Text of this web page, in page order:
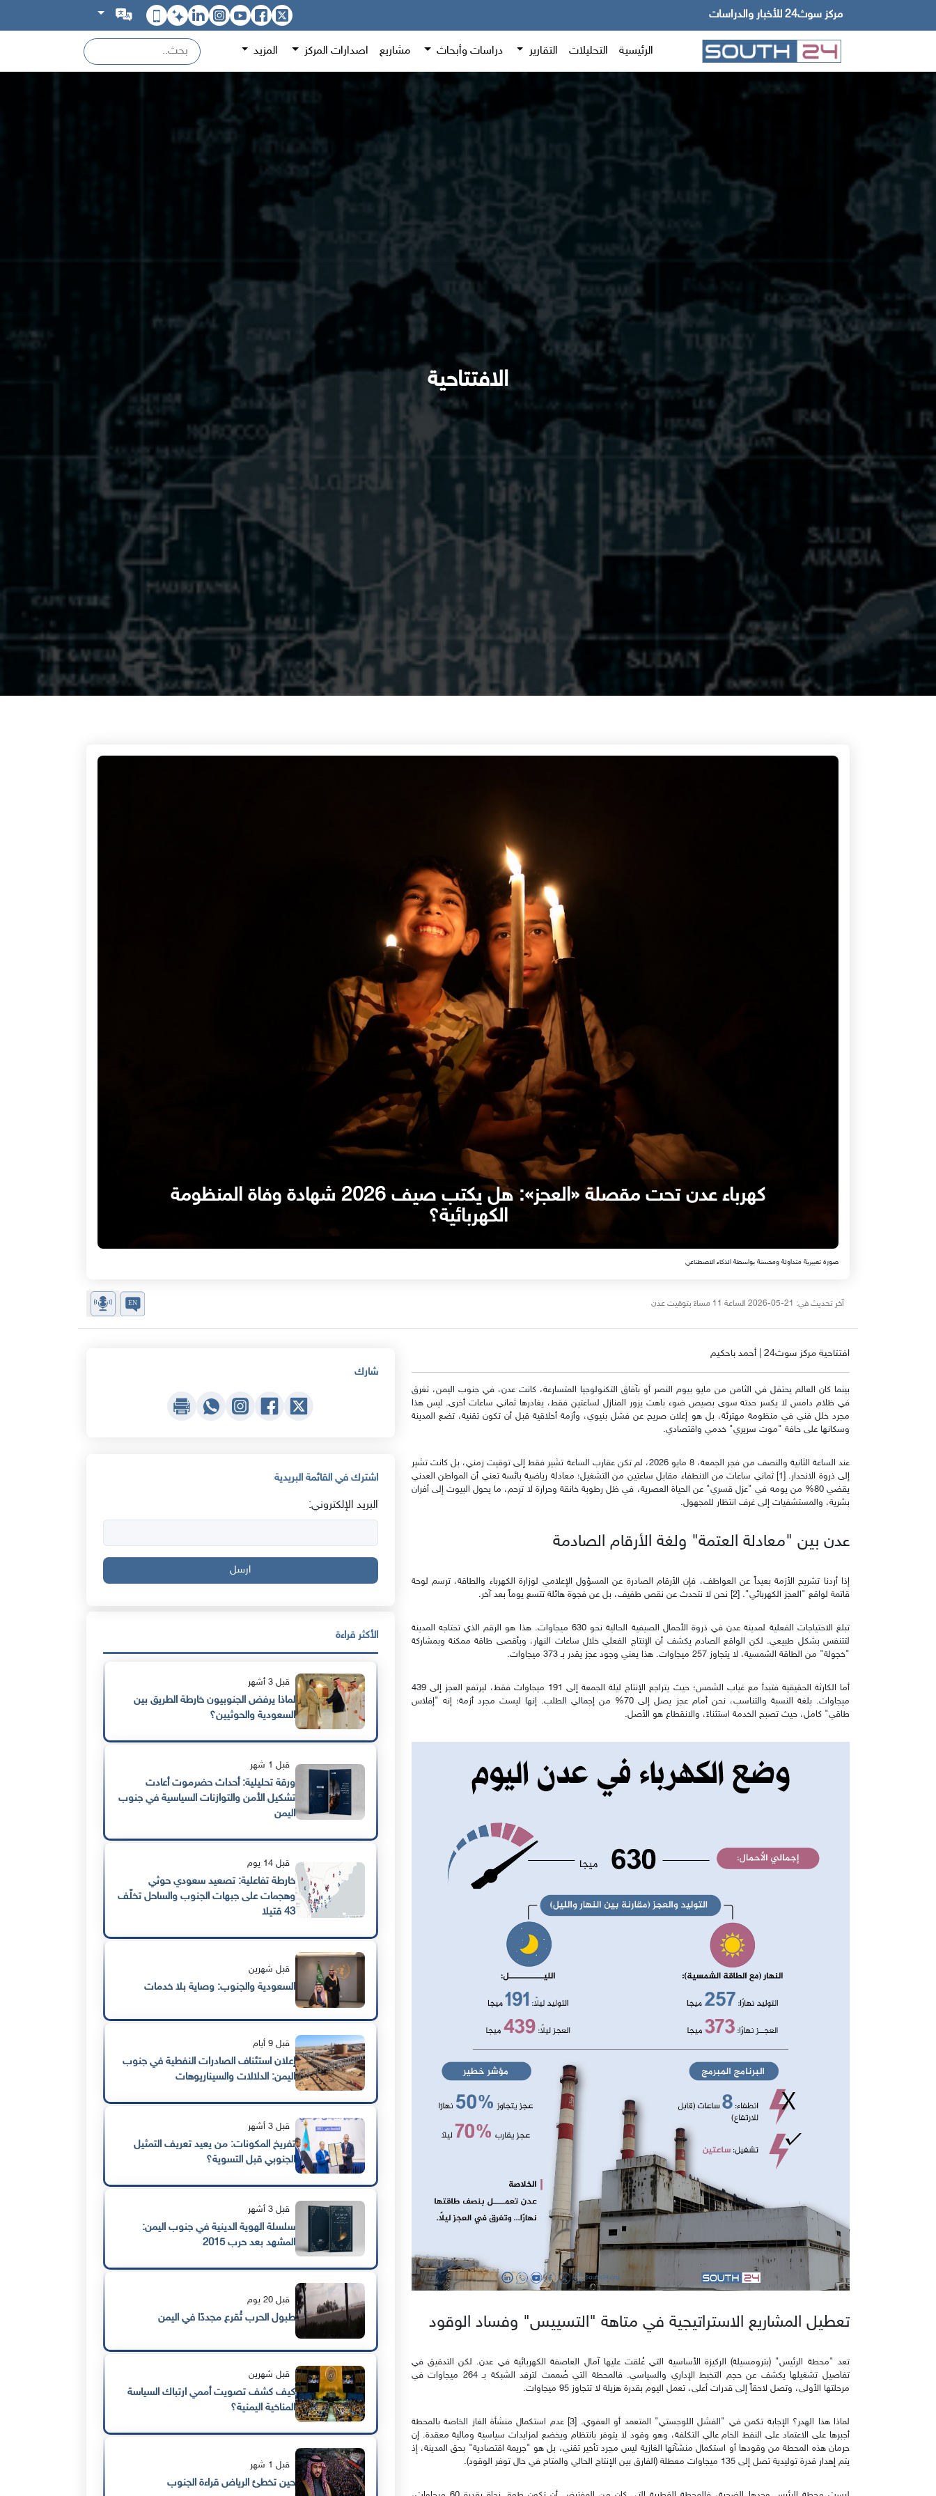
مركز سوث24 للأخبار والدراسات
الرئيسية التحليلات التقارير دراسات وأبحاث مشاريع اصدارات المركز المزيد
الافتتاحية
كهرباء عدن تحت مقصلة «العجز»: هل يكتب صيف 2026 شهادة وفاة المنظومة
الكهربائية؟
صورة تعبيرية متداولة ومحسنة بواسطة الذكاء الاصطناعي
آخر تحديث في: 21-05-2026 الساعة 11 مساءً بتوقيت عدن
افتتاحية مركز سوث24 | أحمد باحكيم
بينما كان العالم يحتفل في الثامن من مايو بيوم النصر أو بآفاق التكنولوجيا المتسارعة، كانت عدن، في جنوب اليمن، تغرق
في ظلام دامس لا يكسر حدته سوى بصيص ضوء باهت يزور المنازل لساعتين فقط، يغادرها ثماني ساعات أخرى. ليس هذا
مجرد خلل فني في منظومة مهترئة، بل هو إعلان صريح عن فشل بنيوي، وأزمة أخلاقية قبل أن تكون تقنية، تضع المدينة
وسكانها على حافة "موت سريري" خدمي واقتصادي.
عند الساعة الثانية والنصف من فجر الجمعة، 8 مايو 2026، لم تكن عقارب الساعة تشير فقط إلى توقيت زمني، بل كانت تشير
إلى ذروة الانحدار. [1] ثماني ساعات من الانطفاء مقابل ساعتين من التشغيل؛ معادلة رياضية بائسة تعني أن المواطن العدني
يقضي 80% من يومه في "عزل قسري" عن الحياة العصرية، في ظل رطوبة خانقة وحرارة لا ترحم، ما يحول البيوت إلى أفران
بشرية، والمستشفيات إلى غرف انتظار للمجهول.
عدن بين "معادلة العتمة" ولغة الأرقام الصادمة
إذا أردنا تشريح الأزمة بعيداً عن العواطف، فإن الأرقام الصادرة عن المسؤول الإعلامي لوزارة الكهرباء والطاقة، ترسم لوحة
قاتمة لواقع "العجز الكهربائي". [2] نحن لا نتحدث عن نقص طفيف، بل عن فجوة هائلة تتسع يوماً بعد آخر.
تبلغ الاحتياجات الفعلية لمدينة عدن في ذروة الأحمال الصيفية الحالية نحو 630 ميجاوات. هذا هو الرقم الذي تحتاجه المدينة
لتتنفس بشكل طبيعي. لكن الواقع الصادم يكشف أن الإنتاج الفعلي خلال ساعات النهار، وبأقصى طاقة ممكنة وبمشاركة
"خجولة" من الطاقة الشمسية، لا يتجاوز 257 ميجاوات. هذا يعني وجود عجز يقدر بـ 373 ميجاوات.
أما الكارثة الحقيقية فتبدأ مع غياب الشمس؛ حيث يتراجع الإنتاج ليلة الجمعة إلى 191 ميجاوات فقط، ليرتفع العجز إلى 439
ميجاوات. بلغة النسبة والتناسب، نحن أمام عجز يصل إلى 70% من إجمالي الطلب. إنها ليست مجرد أزمة؛ إنه "إفلاس
طاقي" كامل، حيث تصبح الخدمة استثناءً، والانقطاع هو الأصل.
تعطيل المشاريع الاستراتيجية في متاهة "التسييس" وفساد الوقود
تعد "محطة الرئيس" (بترومسيلة) الركيزة الأساسية التي عُلقت عليها آمال العاصفة الكهربائية في عدن. لكن التدقيق في
تفاصيل تشغيلها يكشف عن حجم التخبط الإداري والسياسي. فالمحطة التي صُممت لترفد الشبكة بـ 264 ميجاوات في
مرحلتها الأولى، وتصل لاحقاً إلى قدرات أعلى، تعمل اليوم بقدرة هزيلة لا تتجاوز 95 ميجاوات.
لماذا هذا الهدر؟ الإجابة تكمن في "الفشل اللوجستي" المتعمد أو العفوي. [3] عدم استكمال منشأة الغاز الخاصة بالمحطة
أجبرها على الاعتماد على النفط الخام عالي التكلفة، وهو وقود لا يتوفر بانتظام ويخضع لمزايدات سياسية ومالية معقدة. إن
حرمان هذه المحطة من وقودها أو استكمال منشآتها الغازية ليس مجرد تأخير تقني، بل هو "جريمة اقتصادية" بحق المدينة، إذ
يتم إهدار قدرة توليدية تصل إلى 135 ميجاوات معطلة (الفارق بين الإنتاج الحالي والمتاح في حال توفر الوقود).
شارك
اشترك في القائمة البريدية
البريد الإلكتروني:
ارسل
الأكثر قراءة
قبل 3 أشهر
لماذا يرفض الجنوبيون خارطة الطريق بين
السعودية والحوثيين؟
قبل 1 شهر
ورقة تحليلية: أحداث حضرموت أعادت
تشكيل الأمن والتوازنات السياسية في جنوب
اليمن
قبل 14 يوم
خارطة تفاعلية: تصعيد سعودي حوثي
وهجمات على جبهات الجنوب والساحل تخلّف
43 قتيلا
قبل شهرين
السعودية والجنوب: وصاية بلا خدمات
قبل 9 أيام
إعلان استئناف الصادرات النفطية في جنوب
اليمن: الدلالات والسيناريوهات
قبل 3 أشهر
تفريخ المكونات: من يعيد تعريف التمثيل
الجنوبي قبل التسوية؟
قبل 3 أشهر
سلسلة الهوية الدينية في جنوب اليمن:
المشهد بعد حرب 2015
قبل 20 يوم
طبول الحرب تُقرع مجددًا في اليمن
قبل شهرين
كيف كشف تصويت أممي ارتباك السياسة
المناخية اليمنية؟
قبل 1 شهر
حين تخطئ الرياض قراءة الجنوب